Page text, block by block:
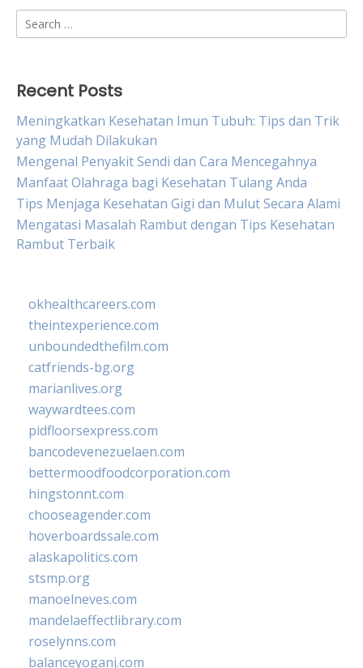
Search
for:
Recent Posts
Meningkatkan Kesehatan Imun Tubuh: Tips dan Trik
yang Mudah Dilakukan
Mengenal Penyakit Sendi dan Cara Mencegahnya
Manfaat Olahraga bagi Kesehatan Tulang Anda
Tips Menjaga Kesehatan Gigi dan Mulut Secara Alami
Mengatasi Masalah Rambut dengan Tips Kesehatan
Rambut Terbaik
okhealthcareers.com
theintexperience.com
unboundedthefilm.com
catfriends-bg.org
marianlives.org
waywardtees.com
pidfloorsexpress.com
bancodevenezuelaen.com
bettermoodfoodcorporation.com
hingstonnt.com
chooseagender.com
hoverboardssale.com
alaskapolitics.com
stsmp.org
manoelneves.com
mandelaeffectlibrary.com
roselynns.com
balanceyoganj.com